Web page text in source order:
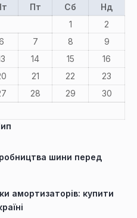
Пт Сб
Нд
1
2
7 8
9
14 15
16
21 22
23
28 29
30
шини перед
амортизаторів: купити